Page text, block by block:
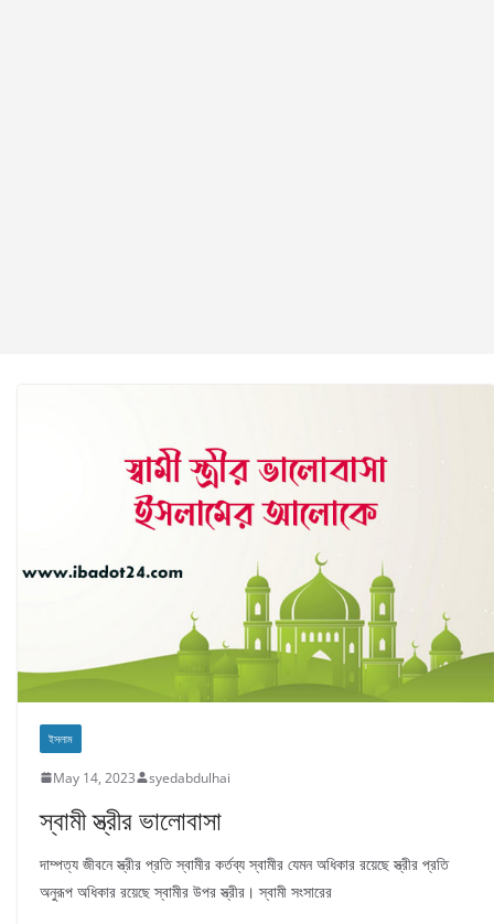
ইসলাম
May 14, 2023 syedabdulhai
স্বামী স্ত্রীর ভালোবাসা
দাম্পত্য জীবনে স্ত্রীর প্রতি স্বামীর কর্তব্য স্বামীর যেমন অধিকার রয়েছে স্ত্রীর প্রতি
অনুরূপ অধিকার রয়েছে স্বামীর উপর স্ত্রীর। স্বামী সংসারের